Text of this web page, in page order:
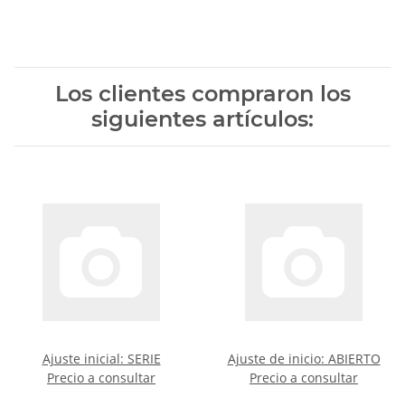
Los clientes compraron los
siguientes artículos:
Ajuste inicial: SERIE
Precio a consultar
Ajuste de inicio: ABIERTO
Precio a consultar